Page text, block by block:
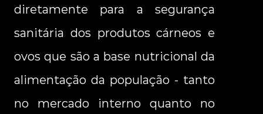
diretamente para a segurança
sanitária dos produtos cárneos e
ovos que são a base nutricional da
alimentação da população - tanto
no mercado interno quanto no